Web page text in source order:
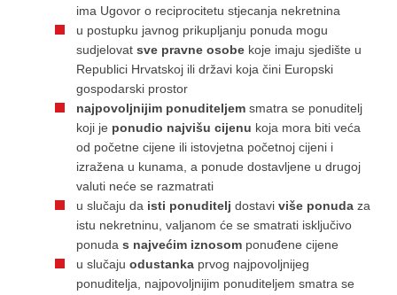
ima Ugovor o reciprocitetu stjecanja nekretnina
u postupku javnog prikupljanju ponuda mogu
sudjelovatsve pravne osobe koje imaju sjedište u
Republici Hrvatskoj ili državi koja čini Europski
gospodarski prostor
najpovoljnijim ponuditeljem smatra se ponuditelj
koji je ponudio najvišu cijenu koja mora biti veća
od početne cijene ili istovjetna početnoj cijeni i
izražena u kunama, a ponude dostavljene u drugoj
valuti neće se razmatrati
u slučaju da isti ponuditelj dostaviviše ponuda za
istu nekretninu, valjanom će se smatrati isključivo
ponudas najvećim iznosom ponuđene cijene
u slučajuodustanka prvog najpovoljnijeg
ponuditelja, najpovoljnijim ponuditeljem smatra se